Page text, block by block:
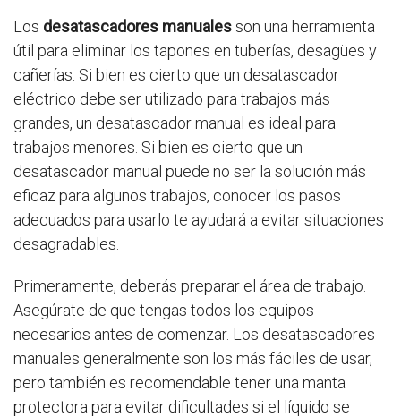
Los desatascadores manualesson una herramienta
útil para eliminar los tapones en tuberías, desagües y
cañerías. Si bien es cierto que un desatascador
eléctrico debe ser utilizado para trabajos más
grandes, un desatascador manual es ideal para
trabajos menores. Si bien es cierto que un
desatascador manual puede no ser la solución más
eficaz para algunos trabajos, conocer los pasos
adecuados para usarlo te ayudará a evitar situaciones
desagradables.
Primeramente, deberás preparar el área de trabajo.
Asegúrate de que tengas todos los equipos
necesarios antes de comenzar. Los desatascadores
manuales generalmente son los más fáciles de usar,
pero también es recomendable tener una manta
protectora para evitar dificultades si el líquido se